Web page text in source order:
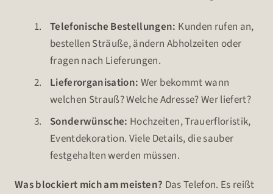
Telefonische Bestellungen: Kunden rufen an,
bestellen Sträuße, ändern Abholzeiten oder
fragen nach Lieferungen.
Lieferorganisation: Wer bekommt wann
welchen Strauß? Welche Adresse? Wer liefert?
Sonderwünsche: Hochzeiten, Trauerfloristik,
Eventdekoration. Viele Details, die sauber
festgehalten werden müssen.
Was blockiert mich am meisten? Das Telefon. Es reißt